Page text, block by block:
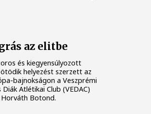
az elitbe
és kiegyensúlyozott
helyezést szerzett az
bajnokságon a Veszprémi
Atlétikai Club (VEDAC)
Botond.